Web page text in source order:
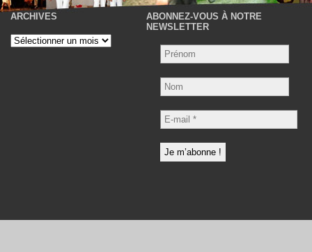
ARCHIVES
Archives
ABONNEZ-VOUS À NOTRE
NEWSLETTER
Nom
E-
mail
*